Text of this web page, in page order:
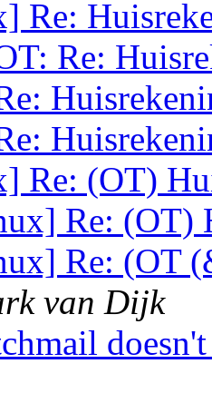
Re:
Re:
Re: (OT)
Re: (OT)
Re: (OT
van Dijk